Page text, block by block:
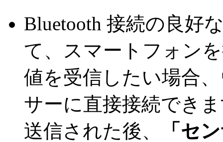
Bluetooth 接続の良好
て、スマートフォン
値を受信したい場合
サーに直接接続でき
送信された後、
「セ